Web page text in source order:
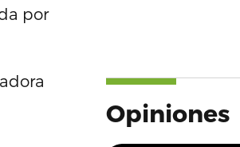
por
Opiniones